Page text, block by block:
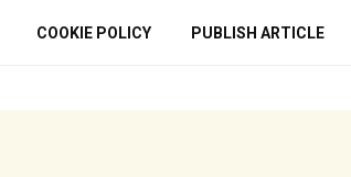
COOKIE POLICY PUBLISH ARTICLE